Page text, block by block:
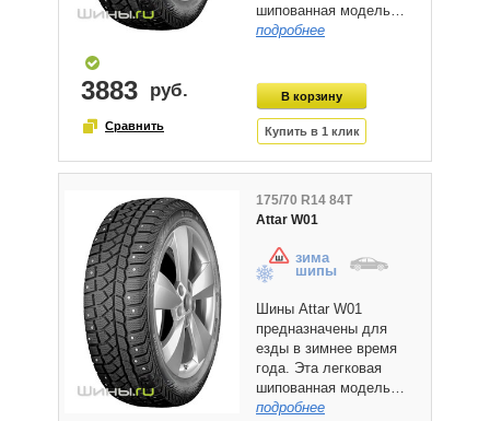
шипованная модель…
подробнее
3883
175/70 R14 84T
Attar W01
зима
шипы
Шины Attar W01
предназначены для
езды в зимнее время
года. Эта легковая
шипованная модель…
подробнее